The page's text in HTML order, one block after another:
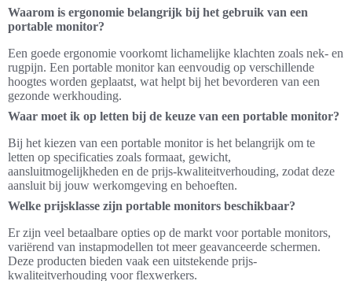
Waarom is ergonomie belangrijk bij het gebruik van een
portable monitor?
Een goede ergonomie voorkomt lichamelijke klachten zoals nek- en
rugpijn. Een portable monitor kan eenvoudig op verschillende
hoogtes worden geplaatst, wat helpt bij het bevorderen van een
gezonde werkhouding.
Waar moet ik op letten bij de keuze van een portable monitor?
Bij het kiezen van een portable monitor is het belangrijk om te
letten op specificaties zoals formaat, gewicht,
aansluitmogelijkheden en de prijs-kwaliteitverhouding, zodat deze
aansluit bij jouw werkomgeving en behoeften.
Welke prijsklasse zijn portable monitors beschikbaar?
Er zijn veel betaalbare opties op de markt voor portable monitors,
variërend van instapmodellen tot meer geavanceerde schermen.
Deze producten bieden vaak een uitstekende prijs-
kwaliteitverhouding voor flexwerkers.